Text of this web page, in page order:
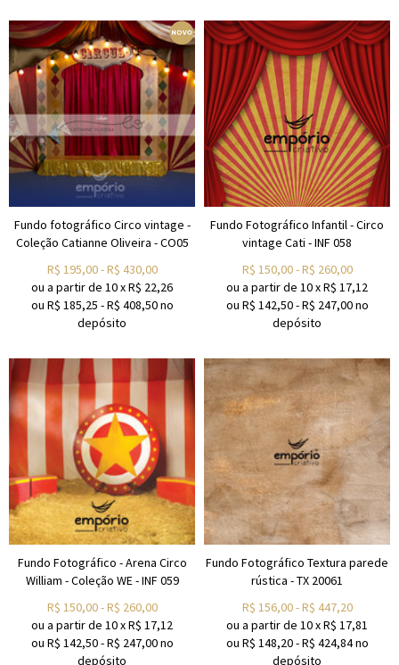
Fundo fotográfico Circo vintage -
Coleção Catianne Oliveira - CO05
R$ 195,00-R$ 430,00
ou a partir de 10xR$ 22,26
ou R$ 185,25 -R$ 408,50no
depósito
Fundo Fotográfico Infantil - Circo
vintage Cati - INF 058
R$ 150,00-R$ 260,00
ou a partir de 10xR$ 17,12
ou R$ 142,50-R$ 247,00no
depósito
Fundo Fotográfico - Arena Circo
William - Coleção WE - INF 059
R$ 150,00-R$ 260,00
ou a partir de 10xR$ 17,12
ou R$ 142,50-R$ 247,00no
depósito
Fundo Fotográfico Textura parede
rústica - TX 20061
R$ 156,00-R$ 447,20
ou a partir de 10xR$ 17,81
ou R$ 148,20-R$ 424,84no
depósito